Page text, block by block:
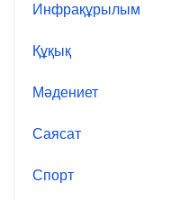
Инфрақұрылым
Құқық
Мәдениет
Саясат
Спорт